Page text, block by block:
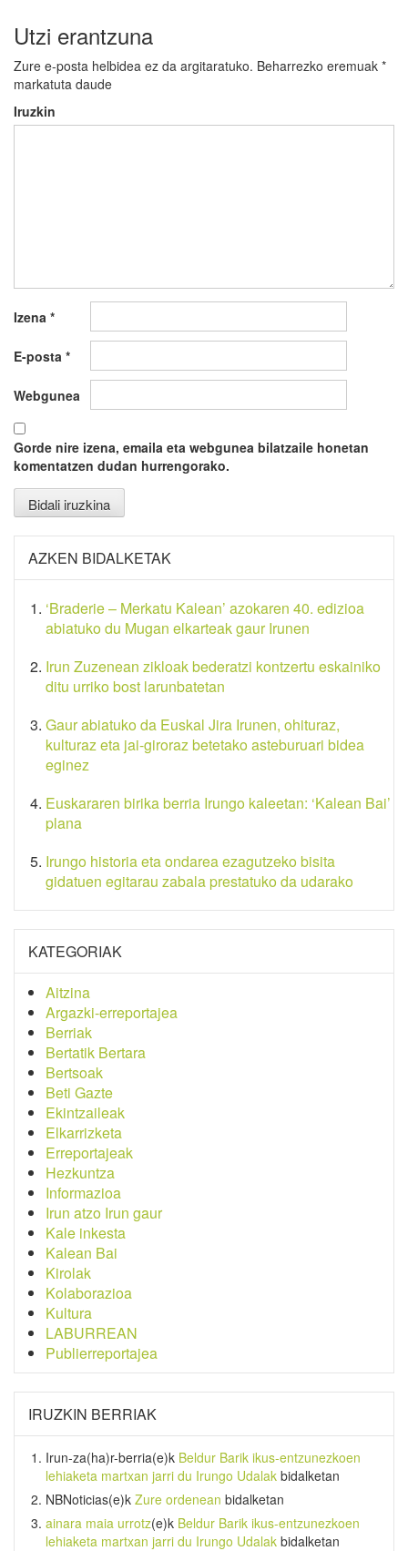
Utzi erantzuna
Zure e-posta helbidea ez da argitaratuko. Beharrezko eremuak *
markatuta daude
Iruzkin
Izena *
E-posta *
Webgunea
Gorde nire izena, emaila eta webgunea bilatzaile honetan
komentatzen dudan hurrengorako.
AZKEN BIDALKETAK
‘Braderie – Merkatu Kalean’ azokaren 40. edizioa
abiatuko du Mugan elkarteak gaur Irunen
Irun Zuzenean zikloak bederatzi kontzertu eskainiko
ditu urriko bost larunbatetan
Gaur abiatuko da Euskal Jira Irunen, ohituraz,
kulturaz eta jai-giroraz betetako asteburuari bidea
eginez
Euskararen birika berria Irungo kaleetan: ‘Kalean Bai’
plana
Irungo historia eta ondarea ezagutzeko bisita
gidatuen egitarau zabala prestatuko da udarako
KATEGORIAK
Aitzina
Argazki-erreportajea
Berriak
Bertatik Bertara
Bertsoak
Beti Gazte
Ekintzaileak
Elkarrizketa
Erreportajeak
Hezkuntza
Informazioa
Irun atzo Irun gaur
Kale inkesta
Kalean Bai
Kirolak
Kolaborazioa
Kultura
LABURREAN
Publierreportajea
IRUZKIN BERRIAK
Irun-za(ha)r-berria(e)k Beldur Barik ikus-entzunezkoen
lehiaketa martxan jarri du Irungo Udalak bidalketan
NBNoticias(e)k Zure ordenean bidalketan
ainara maia urrotz(e)k Beldur Barik ikus-entzunezkoen
lehiaketa martxan jarri du Irungo Udalak bidalketan